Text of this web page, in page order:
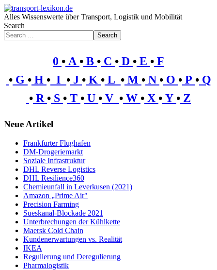
Alles Wissenswerte über Transport, Logistik und Mobilität
Search
Search
0 • A • B • C • D • E • F
• G • H • I • J • K • L • M • N • O • P • Q
• R • S • T • U • V • W • X • Y • Z
Neue Artikel
Frankfurter Flughafen
DM-Drogeriemarkt
Soziale Infrastruktur
DHL Reverse Logistics
DHL Resilience360
Chemieunfall in Leverkusen (2021)
Amazon „Prime Air"
Precision Farming
Sueskanal-Blockade 2021
Unterbrechungen der Kühlkette
Maersk Cold Chain
Kundenerwartungen vs. Realität
IKEA
Regulierung und Deregulierung
Pharmalogistik